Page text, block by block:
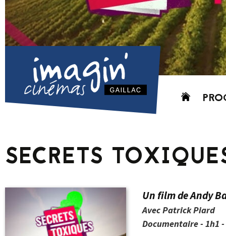
Aller
SECRETS
Un film de Andy
Avec Patrick Piard
Documentaire - 1h1 -